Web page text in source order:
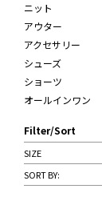
ニット
アウター
アクセサリー
シューズ
ショーツ
オールインワン
Filter/Sort
SIZE
SORT BY: